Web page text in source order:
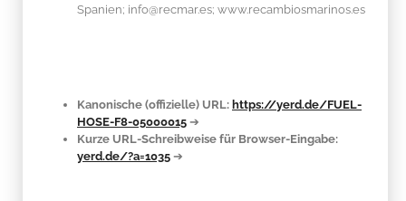
Spanien; info@recmar.es; www.recambiosmarinos.es
Kanonische (offizielle) URL: https://yerd.de/FUEL-
HOSE-F8-05000015 ➔
Kurze URL-Schreibweise für Browser-Eingabe:
yerd.de/?a=1035 ➔